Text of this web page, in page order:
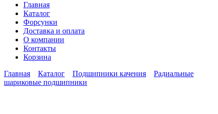
Главная
Каталог
Форсунки
Доставка и оплата
О компании
Контакты
Корзина
Главная
Каталог Подшипники качения
Радиальные
шариковые подшипники